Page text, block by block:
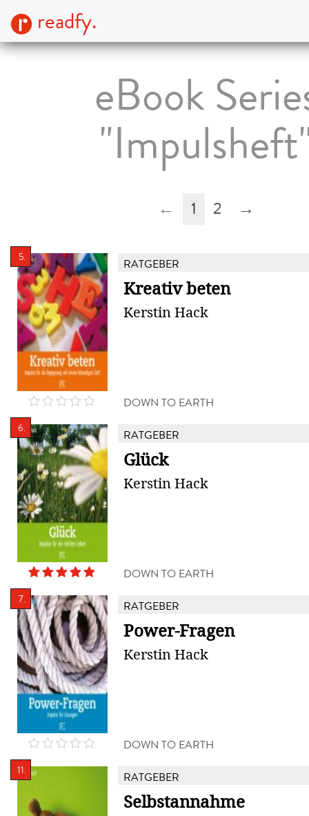
readfy.
eBook
← 1 2 →
5. RATGEBER
Kreativ beten
Kerstin Hack
DOWN TO EARTH
6. RATGEBER
Glück
Kerstin Hack
DOWN TO EARTH
7. RATGEBER
Power-Fragen
Kerstin Hack
DOWN TO EARTH
11. RATGEBER
Selbstannahme